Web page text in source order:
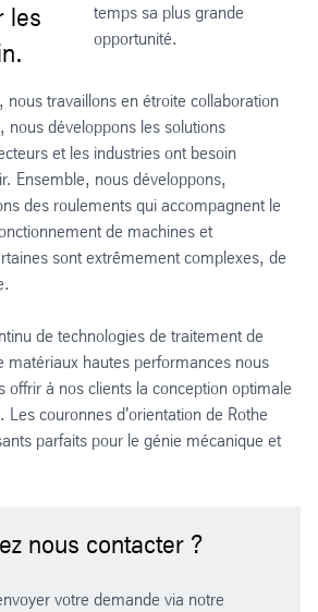
les
temps sa plus grande
opportunité.
nous travaillons en étroite collaboration
nous développons les solutions
et les industries ont besoin
Ensemble, nous développons,
des roulements qui accompagnent le
de machines et
sont extrêmement complexes, de
de technologies de traitement de
matériaux hautes performances nous
offrir à nos clients la conception optimale
Les couronnes d'orientation de Rothe
parfaits pour le génie mécanique et
nous contacter ?
votre demande via notre